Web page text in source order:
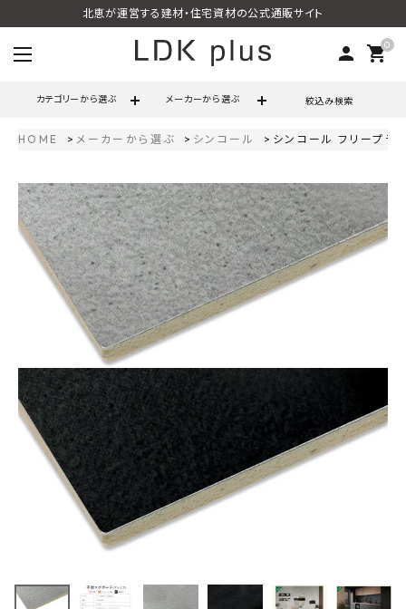
北恵が運営する建材・住宅資材の公式通販サイト
person 0
shopping_cart
カテゴリーから選ぶ メーカーから選ぶ 絞込み検索
call 06-6121-9302
schedule営業時間 - 10:00～17:00（定休日 - 土日祝）
ACCOUNT MENU
ようこそ ゲスト 様
meeting_room ログイン person 会員登録
最近チェックした商品
3×8（910×2420m
HOME メーカーから選ぶ シンコール シンコール フリープ